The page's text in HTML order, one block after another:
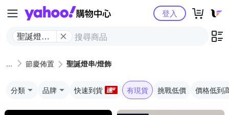
Yahoo購物中心
聖誕燈串/
登入
節慶佈置 聖誕燈串/燈飾
分類 品牌 快速到貨 有現貨 挑戰低價 價格低到